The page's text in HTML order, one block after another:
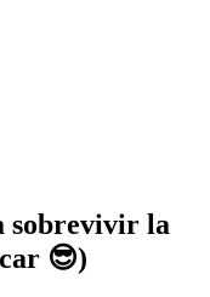
sobrevivir la
😎)